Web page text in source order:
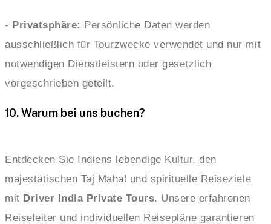
- Privatsphäre: Persönliche Daten werden
ausschließlich für Tourzwecke verwendet und nur mit
notwendigen Dienstleistern oder gesetzlich
vorgeschrieben geteilt.
10. Warum bei uns buchen?
Entdecken Sie Indiens lebendige Kultur, den
majestätischen Taj Mahal und spirituelle Reiseziele
mit Driver India Private Tours. Unsere erfahrenen
Reiseleiter und individuellen Reisepläne garantieren